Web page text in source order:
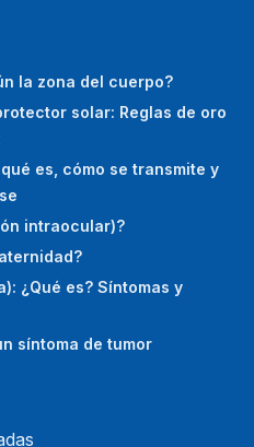
la zona del cuerpo?
solar: Reglas de oro
es, cómo se transmite y
intraocular)?
¿Qué es? Síntomas y
síntoma de tumor